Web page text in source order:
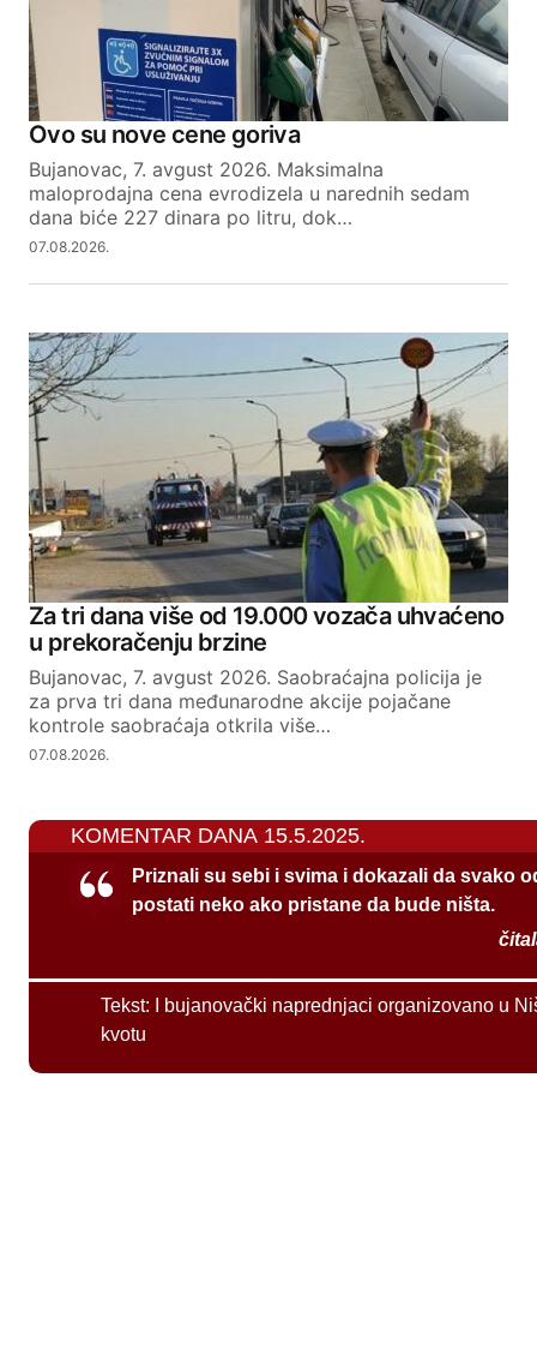
Ovo su nove cene goriva
Bujanovac, 7. avgust 2026. Maksimalna
maloprodajna cena evrodizela u narednih sedam
dana biće 227 dinara po litru, dok…
07.08.2026.
Za tri dana više od 19.000 vozača uhvaćeno
u prekoračenju brzine
Bujanovac, 7. avgust 2026. Saobraćajna policija je
za prva tri dana međunarodne akcije pojačane
kontrole saobraćaja otkrila više…
07.08.2026.
KOMENTAR DANA 15.5.2025.
Priznali su sebi i svima i dokazali da svako
postati neko ako pristane da bude ništa.
Tekst:
I bujanovački naprednjaci organizovano u
kvotu